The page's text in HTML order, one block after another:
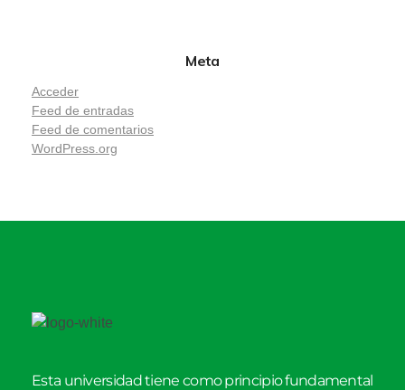
Meta
Acceder
Feed de entradas
Feed de comentarios
WordPress.org
Esta universidad tiene como principio fundamental